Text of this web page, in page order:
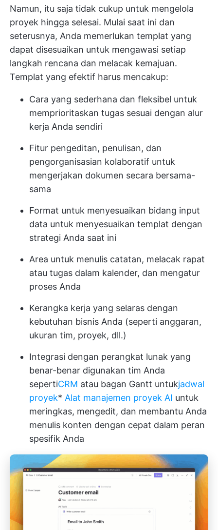
Namun, itu saja tidak cukup untuk mengelola
proyek hingga selesai. Mulai saat ini dan
seterusnya, Anda memerlukan templat yang
dapat disesuaikan untuk mengawasi setiap
langkah rencana dan melacak kemajuan.
Templat yang efektif harus mencakup:
Cara yang sederhana dan fleksibel untuk
memprioritaskan tugas sesuai dengan alur
kerja Anda sendiri
Fitur pengeditan, penulisan, dan
pengorganisasian kolaboratif untuk
mengerjakan dokumen secara bersama-
sama
Format untuk menyesuaikan bidang input
data untuk menyesuaikan templat dengan
strategi Anda saat ini
Area untuk menulis catatan, melacak rapat
atau tugas dalam kalender, dan mengatur
proses Anda
Kerangka kerja yang selaras dengan
kebutuhan bisnis Anda (seperti anggaran,
ukuran tim, proyek, dll.)
Integrasi dengan perangkat lunak yang
benar-benar digunakan tim Anda
sepertiCRM atau bagan Gantt untukjadwal
proyek* Alat manajemen proyek AI untuk
meringkas, mengedit, dan membantu Anda
menulis konten dengan cepat dalam peran
spesifik Anda